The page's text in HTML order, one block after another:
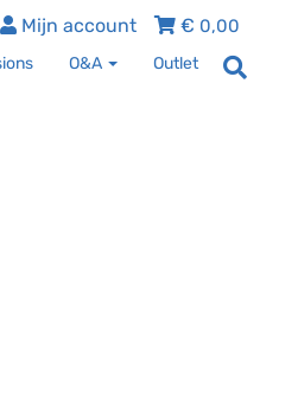
€ 0,00
Mijn account
O&A Outlet